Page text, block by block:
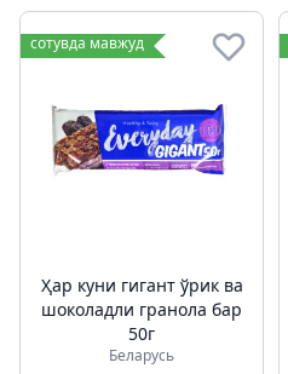
сотувда мавжуд
Ҳар куни гигант ўрик ва
шоколадли гранола бар
50г
Беларусь